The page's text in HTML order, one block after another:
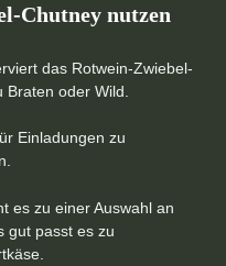
Chutney nutzen
das Rotwein-Zwiebel-
oder Wild.
Einladungen zu
es zu einer Auswahl an
gut passt es zu